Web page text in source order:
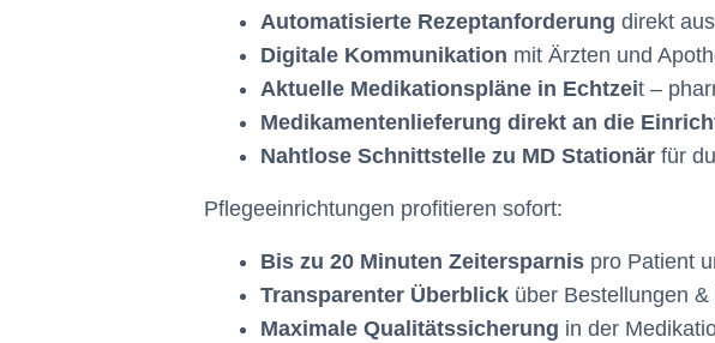
Automatisierte Rezeptanforderung direkt
Digitale Kommunikation mit Ärzten und
Aktuelle Medikationspläne in Echtzeit –
Medikamentenlieferung direkt an die
Nahtlose Schnittstelle zu MD Stationär für
Pflegeeinrichtungen profitieren sofort:
Bis zu 20 Minuten Zeitersparnis pro Patient
Transparenter Überblick über Bestellungen
Maximale Qualitätssicherung in der